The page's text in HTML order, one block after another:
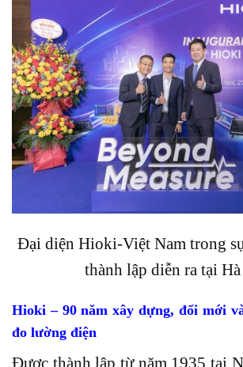
Đại diện Hioki-Việt Nam trong
thành lập diễn ra tại
Hioki – 90 năm xây dựng, đổi mới
đo lường điện
Được thành lập từ năm 1935 tại